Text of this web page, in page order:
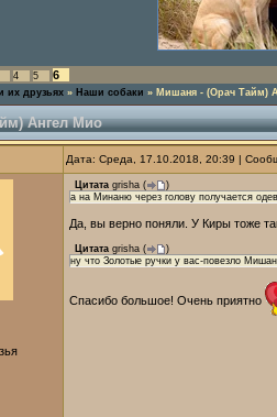
4 5 6
друзьях » Наши собаки » Мишаня - (Орач Тайм)
Ангел Мио
Дата: Среда, 17.10.2018, 20:39 |
Цитата grisha (
)
а на Минаню через голову получается
Да, вы верно поняли. У Киры тоже
Цитата grisha (
)
ну что Золотые ручки у вас-повезло
Спасибо большое! Очень приятно